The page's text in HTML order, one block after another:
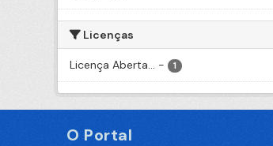
Licenças
Licença Aberta... - 1
O Portal